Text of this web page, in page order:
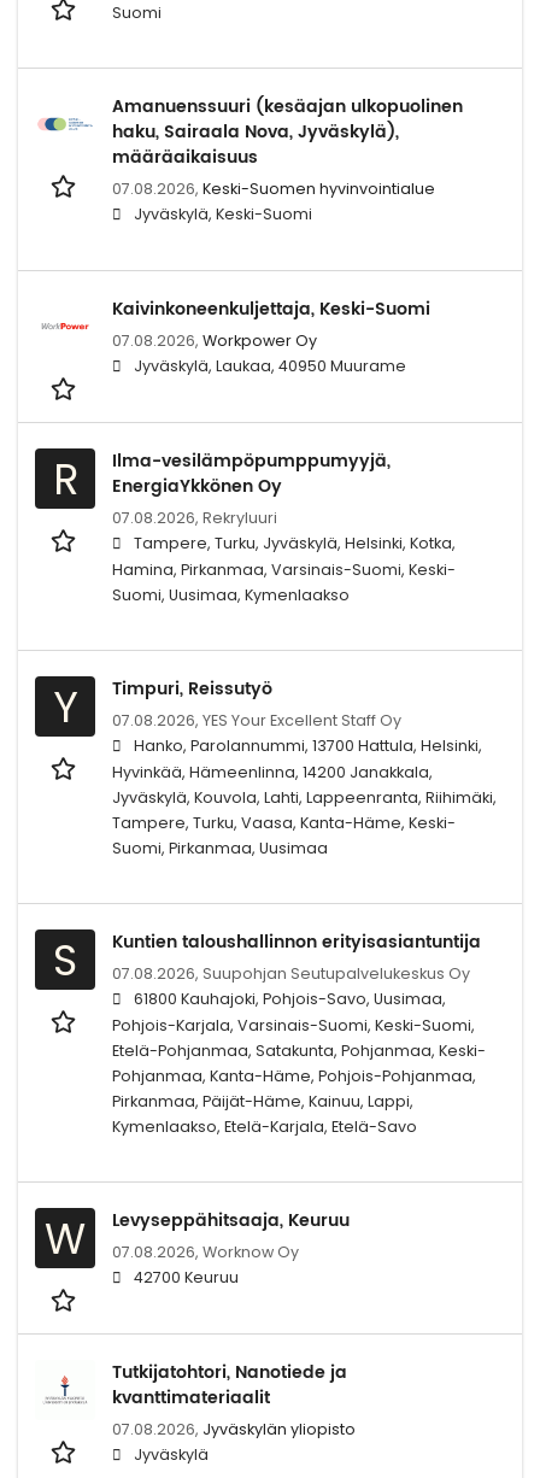
Suomi
Amanuenssuuri (kesäajan ulkopuolinen
haku, Sairaala Nova, Jyväskylä),
määräaikaisuus
07.08.2026, Keski-Suomen hyvinvointialue
Jyväskylä, Keski-Suomi
Kaivinkoneenkuljettaja, Keski-Suomi
07.08.2026, Workpower Oy
Jyväskylä, Laukaa, 40950 Muurame
R
Ilma-vesilämpöpumppumyyjä,
EnergiaYkkönen Oy
07.08.2026, Rekryluuri
Tampere, Turku, Jyväskylä, Helsinki, Kotka,
Hamina, Pirkanmaa, Varsinais-Suomi, Keski-
Suomi, Uusimaa, Kymenlaakso
Y Timpuri, Reissutyö
07.08.2026, YES Your Excellent Staff Oy
Hanko, Parolannummi, 13700 Hattula, Helsinki,
Hyvinkää, Hämeenlinna, 14200 Janakkala,
Jyväskylä, Kouvola, Lahti, Lappeenranta, Riihimäki,
Tampere, Turku, Vaasa, Kanta-Häme, Keski-
Suomi, Pirkanmaa, Uusimaa
S Kuntien taloushallinnon erityisasiantuntija
07.08.2026, Suupohjan Seutupalvelukeskus Oy
61800 Kauhajoki, Pohjois-Savo, Uusimaa,
Pohjois-Karjala, Varsinais-Suomi, Keski-Suomi,
Etelä-Pohjanmaa, Satakunta, Pohjanmaa, Keski-
Pohjanmaa, Kanta-Häme, Pohjois-Pohjanmaa,
Pirkanmaa, Päijät-Häme, Kainuu, Lappi,
Kymenlaakso, Etelä-Karjala, Etelä-Savo
W Levyseppähitsaaja, Keuruu
07.08.2026, Worknow Oy
42700 Keuruu
Tutkijatohtori, Nanotiede ja
kvanttimateriaalit
07.08.2026, Jyväskylän yliopisto
Jyväskylä